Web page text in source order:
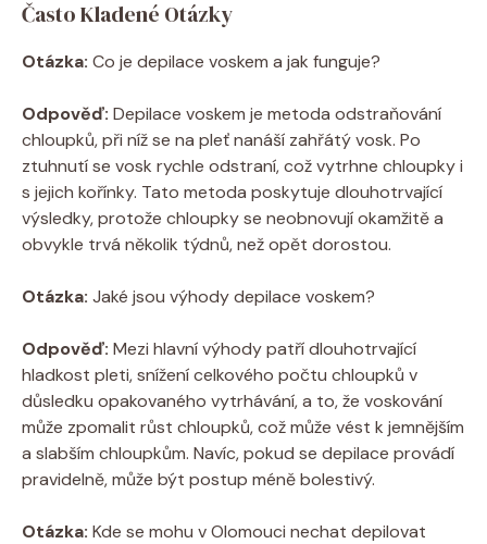
Často Kladené Otázky
Otázka: Co je depilace voskem a jak funguje?
Odpověď: Depilace voskem je metoda odstraňování
chloupků, při níž se na pleť nanáší zahřátý vosk. Po
ztuhnutí se vosk rychle odstraní, což vytrhne chloupky i
s jejich kořínky. Tato metoda poskytuje dlouhotrvající
výsledky, protože chloupky se neobnovují okamžitě a
obvykle trvá několik týdnů, než opět dorostou.
Otázka: Jaké jsou výhody depilace voskem?
Odpověď: Mezi hlavní výhody patří dlouhotrvající
hladkost pleti, snížení celkového počtu chloupků v
důsledku opakovaného vytrhávání, a to, že voskování
může zpomalit růst chloupků, což může vést k jemnějším
a slabším chloupkům. Navíc, pokud se depilace provádí
pravidelně, může být postup méně bolestivý.
Otázka: Kde se mohu v Olomouci nechat depilovat